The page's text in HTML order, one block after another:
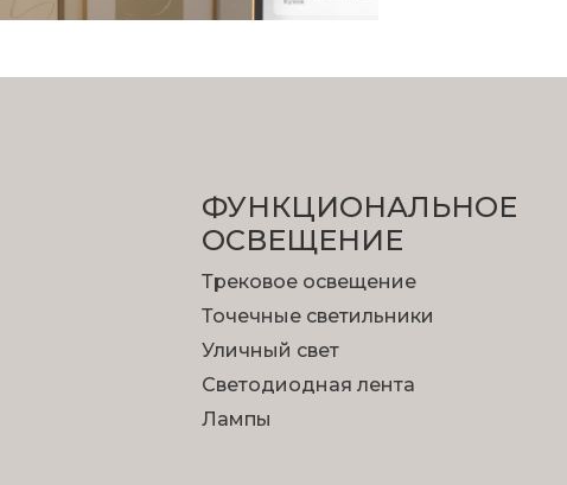
ФУНКЦИОНА­ЛЬНОЕ
ОСВЕЩЕНИЕ
Трековое освещение
Точечные светильники
Уличный свет
Светодиодная лента
Лампы